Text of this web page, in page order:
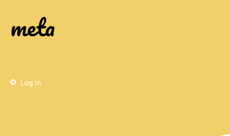
meta
Log in